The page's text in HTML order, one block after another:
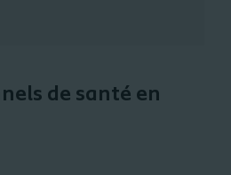
de santé en